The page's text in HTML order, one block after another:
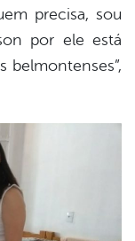
precisa, sou
por ele está
belmontenses”,